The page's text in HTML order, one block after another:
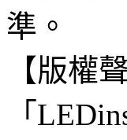
準。
【版權
「